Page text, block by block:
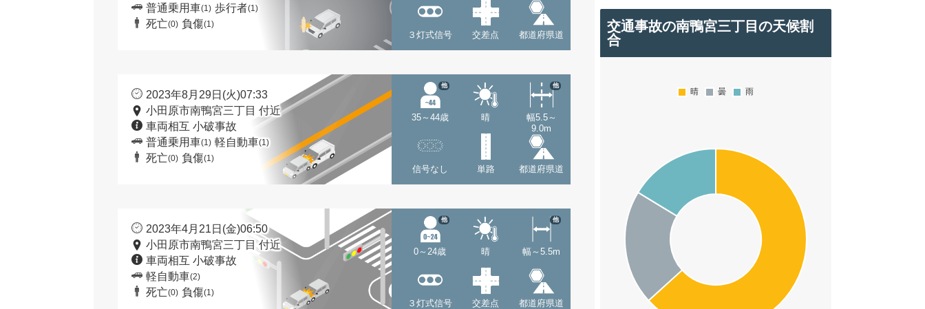
普通乗用車(1) 歩行者(1)
死亡(0) 負傷(1)
３灯式信号 交差点 都道府県道
2023年8月29日(火)07:33
小田原市南鴨宮三丁目 付近
車両相互 小破事故
普通乗用車(1) 軽自動車(1)
死亡(0) 負傷(1)
35～44歳
他
晴
幅5.5～
9.0m
他
信号なし 単路 都道府県道
2023年4月21日(金)06:50
小田原市南鴨宮三丁目 付近
車両相互 小破事故
軽自動車(2)
死亡(0) 負傷(1)
0～24歳
他
晴 幅～5.5m
他
３灯式信号 交差点 都道府県道
交通事故の南鴨宮三丁目の天候割
合